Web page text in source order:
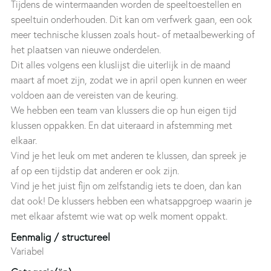
Tijdens de wintermaanden worden de speeltoestellen en
speeltuin onderhouden. Dit kan om verfwerk gaan, een ook
meer technische klussen zoals hout- of metaalbewerking of
het plaatsen van nieuwe onderdelen.
Dit alles volgens een kluslijst die uiterlijk in de maand
maart af moet zijn, zodat we in april open kunnen en weer
voldoen aan de vereisten van de keuring.
We hebben een team van klussers die op hun eigen tijd
klussen oppakken. En dat uiteraard in afstemming met
elkaar.
Vind je het leuk om met anderen te klussen, dan spreek je
af op een tijdstip dat anderen er ook zijn.
Vind je het juist fijn om zelfstandig iets te doen, dan kan
dat ook! De klussers hebben een whatsappgroep waarin je
met elkaar afstemt wie wat op welk moment oppakt.
Eenmalig / structureel
Variabel